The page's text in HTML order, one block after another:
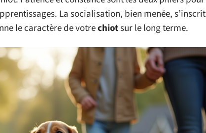
La socialisation, bien menée, s’inscrit
le caractère de votrechiotsur le long terme.